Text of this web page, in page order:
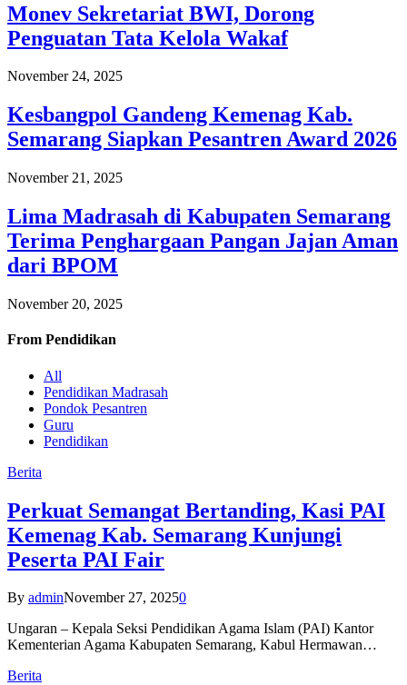
Monev Sekretariat BWI, Dorong
Penguatan Tata Kelola Wakaf
November 24, 2025
Kesbangpol Gandeng Kemenag Kab.
Semarang Siapkan Pesantren Award 2026
November 21, 2025
Lima Madrasah di Kabupaten Semarang
Terima Penghargaan Pangan Jajan Aman
dari BPOM
November 20, 2025
From Pendidikan
All
Pendidikan Madrasah
Pondok Pesantren
Guru
Pendidikan
Berita
Perkuat Semangat Bertanding, Kasi PAI
Kemenag Kab. Semarang Kunjungi
Peserta PAI Fair
By adminNovember 27, 20250
Ungaran – Kepala Seksi Pendidikan Agama Islam (PAI) Kantor
Kementerian Agama Kabupaten Semarang, Kabul Hermawan…
Berita